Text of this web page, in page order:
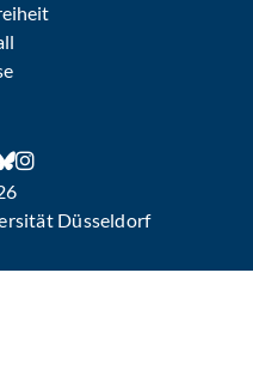
Düsseldorf